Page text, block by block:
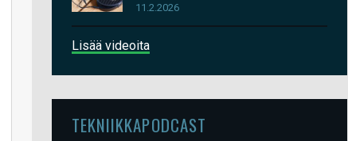
11.2.2026
Lisää videoita
TEKNIIKKAPODCAST